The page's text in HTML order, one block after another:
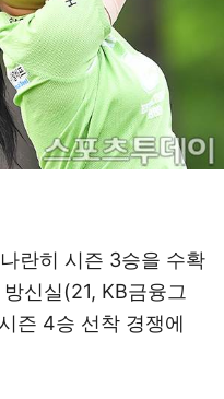
란히 시즌 3승을 수확
신실(21, KB금융그
즌 4승 선착 경쟁에